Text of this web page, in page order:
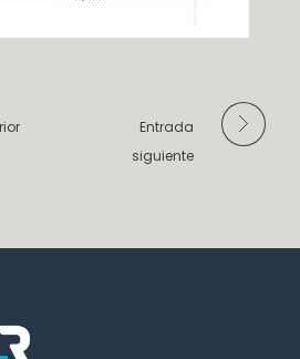
Entrada
siguiente